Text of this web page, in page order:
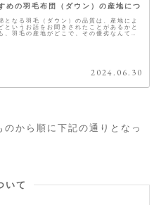
めの羽毛布団（ダウン）の産地につ
となる羽毛（ダウン）の品質は、産地によ
というお話をお聞きされたことがあるかと
、羽毛の産地がどこで、その優劣なんて国
2024.06.30
から順に下記の通りとなっ
いて